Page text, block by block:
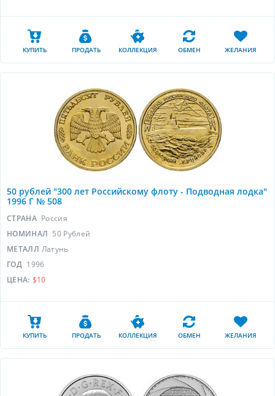
КУПИТЬ ПРОДАТЬ КОЛЛЕКЦИЯ ОБМЕН ЖЕЛАНИЯ
50 рублей "300 лет Российскому флоту - Подводная лодка"
1996 Г № 508
СТРАНА Россия
НОМИНАЛ 50 Рублей
МЕТАЛЛ Латунь
ГОД 1996
ЦЕНА: $10
КУПИТЬ ПРОДАТЬ КОЛЛЕКЦИЯ ОБМЕН ЖЕЛАНИЯ